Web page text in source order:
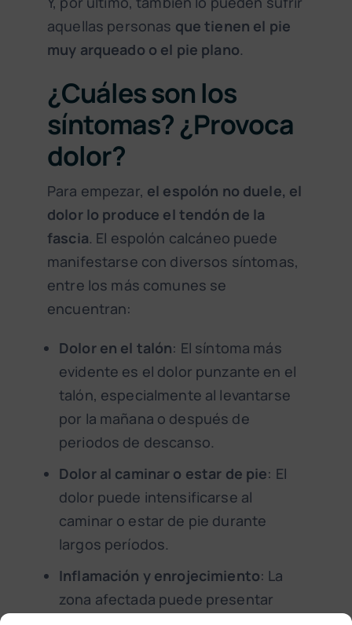
aquellas personas que tienen el pie
muy arqueado o el pie plano.
¿Cuáles son los
síntomas? ¿Provoca
dolor?
Para empezar, el espolón no duele, el
dolor lo produce el tendón de la
fascia. El espolón calcáneo puede
manifestarse con diversos síntomas,
entre los más comunes se
encuentran:
Dolor en el talón: El síntoma más
evidente es el dolor punzante en el
talón, especialmente al levantarse
por la mañana o después de
periodos de descanso.
Dolor al caminar o estar de pie: El
dolor puede intensificarse al
caminar o estar de pie durante
largos períodos.
Inflamación y enrojecimiento: La
zona afectada puede presentar